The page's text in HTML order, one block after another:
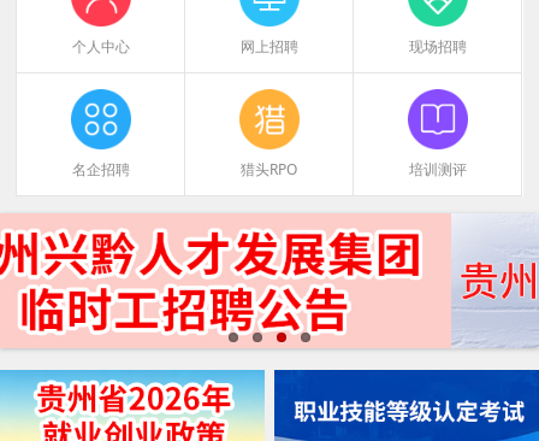
个人中心 网上招聘 现场招聘
名企招聘 猎头RPO 培训测评